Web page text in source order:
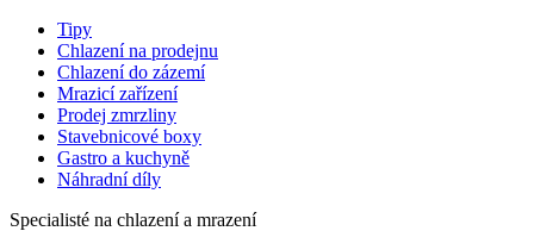
Tipy
Chlazení na prodejnu
Chlazení do zázemí
Mrazicí zařízení
Prodej zmrzliny
Stavebnicové boxy
Gastro a kuchyně
Náhradní díly
Specialisté na chlazení a mrazení